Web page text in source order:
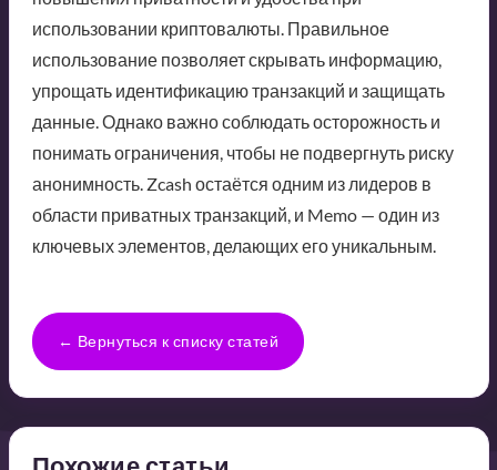
использовании криптовалюты. Правильное
использование позволяет скрывать информацию,
упрощать идентификацию транзакций и защищать
данные. Однако важно соблюдать осторожность и
понимать ограничения, чтобы не подвергнуть риску
анонимность. Zcash остаётся одним из лидеров в
области приватных транзакций, и Memo — один из
ключевых элементов, делающих его уникальным.
← Вернуться к списку статей